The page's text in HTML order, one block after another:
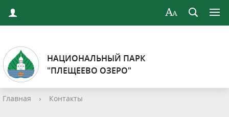
НАЦИОНАЛЬНЫЙ ПАРК
"ПЛЕЩЕЕВО ОЗЕРО"
Главная › Контакты